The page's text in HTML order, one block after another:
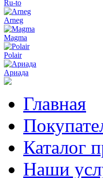
Ru-to
Arneg
Magma
Polair
Ариада
Главная
Каталог
Наши